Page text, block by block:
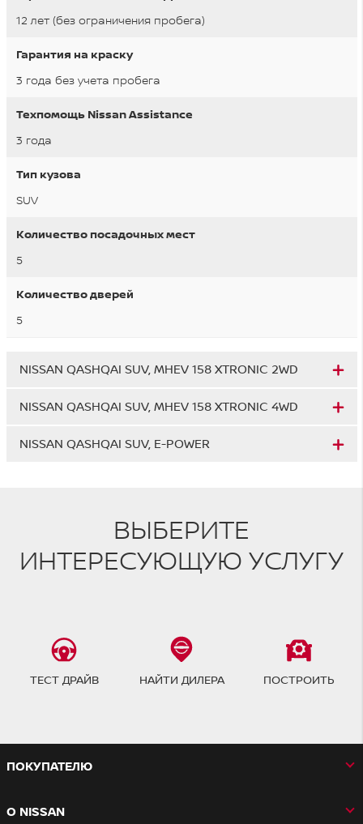
12 лет (без ограничения пробега)
Гарантия на краску
3 года без учета пробега
Техпомощь Nissan Assistance
3 года
Тип кузова
SUV
Количество посадочных мест
5
Количество дверей
5
NISSAN QASHQAI SUV, MHEV 158 XTRONIC 2WD
NISSAN QASHQAI SUV, MHEV 158 XTRONIC 4WD
NISSAN QASHQAI SUV, E-POWER
ВЫБЕРИТЕ
ИНТЕРЕСУЮЩУЮ УСЛУГУ
ТЕСТ ДРАЙВ НАЙТИ ДИЛЕРА ПОСТРОИТЬ
ПОКУПАТЕЛЮ
О NISSAN